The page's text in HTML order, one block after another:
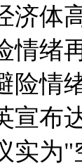
济体
情绪
险情
宣布
实为